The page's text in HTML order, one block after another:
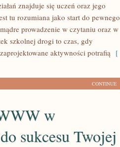
znajduje się uczeń oraz jego
tu rozumiana jako start do pewnego
prowadzenie w czytaniu oraz w
szkolnej drogi to czas, gdy
aktywności potrafią [
CONTINUE
w
sukcesu Twojej